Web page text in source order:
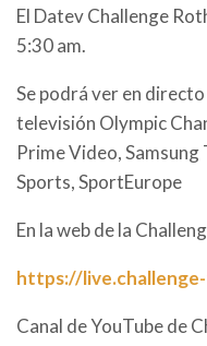
El Datev Challenge
5:30 am.
Se podrá ver en
televisión Olympic
Prime Video, Samsung
Sports, SportEurope
En la web de la
https://
Canal de YouTube de